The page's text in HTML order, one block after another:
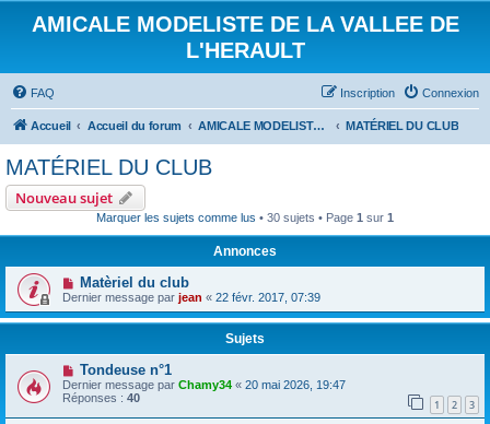
AMICALE MODELISTE DE LA VALLEE DE
L'HERAULT
FAQ Connexion
Inscription
Accueil Accueil du forum AMICALE MODELISTE DE LA VALLEE DE L'HERAULT MATÉRIEL DU CLUB
MATÉRIEL DU CLUB
Nouveau sujet
Marquer les sujets comme lus • 30 sujets • Page 1 sur 1
Annonces
Matèriel du club
Dernier message par jean « 22 févr. 2017, 07:39
Sujets
Tondeuse n°1
Dernier message par Chamy34 « 20 mai 2026, 19:47
Réponses : 40 1 2 3